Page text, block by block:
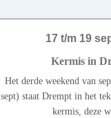
17 t/m 19
Kermis in
Het derde weekend van
sept) staat Drempt in het
kermis, deze